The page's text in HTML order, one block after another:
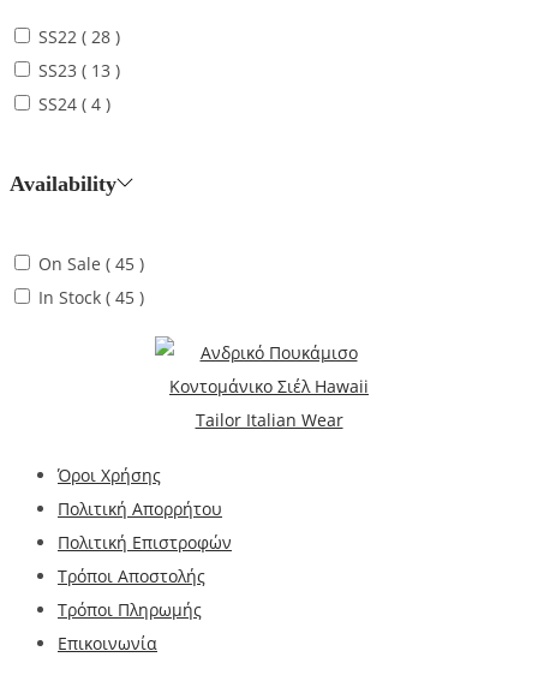
SS22 ( 28 )
SS23 ( 13 )
SS24 ( 4 )
Availability
On Sale ( 45 )
In Stock ( 45 )
Όροι Χρήσης
Πολιτική Απορρήτου
Πολιτική Επιστροφών
Τρόποι Αποστολής
Τρόποι Πληρωμής
Επικοινωνία